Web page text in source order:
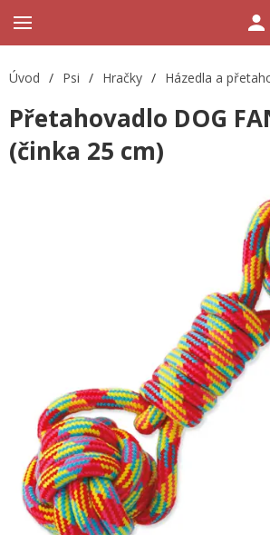
Úvod / Psi / Hračky / Házedla a
Přetahovadlo DOG
(činka 25 cm)